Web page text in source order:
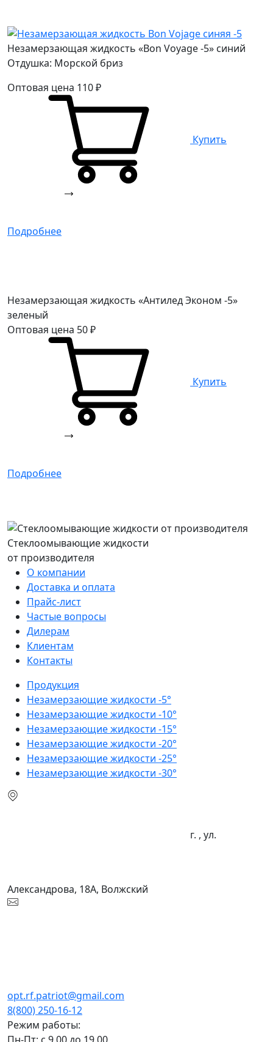
Незамерзающая жидкость «Bon Voyage -5» синий
Отдушка: Морской бриз
Оптовая цена 110₽
Купить
Подробнее
Незамерзающая жидкость «Антилед Эконом -5»
зеленый
Оптовая цена 50₽
Купить
Подробнее
Стеклоомывающие жидкости
от производителя
О компании
Доставка и оплата
Прайс-лист
Частые вопросы
Дилерам
Клиентам
Контакты
Продукция
Незамерзающие жидкости -5°
Незамерзающие жидкости -10°
Незамерзающие жидкости -15°
Незамерзающие жидкости -20°
Незамерзающие жидкости -25°
Незамерзающие жидкости -30°
г. , ул.
Александрова, 18А, Волжский
opt.rf.patriot@gmail.com
8(800) 250-16-12
Режим работы: